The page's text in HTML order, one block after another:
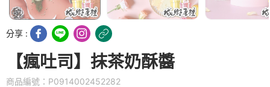
分享 :
【瘋吐司】抹茶奶酥醬
商品編號：P0914002452282